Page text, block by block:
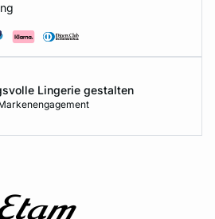
Lingerie gestalten